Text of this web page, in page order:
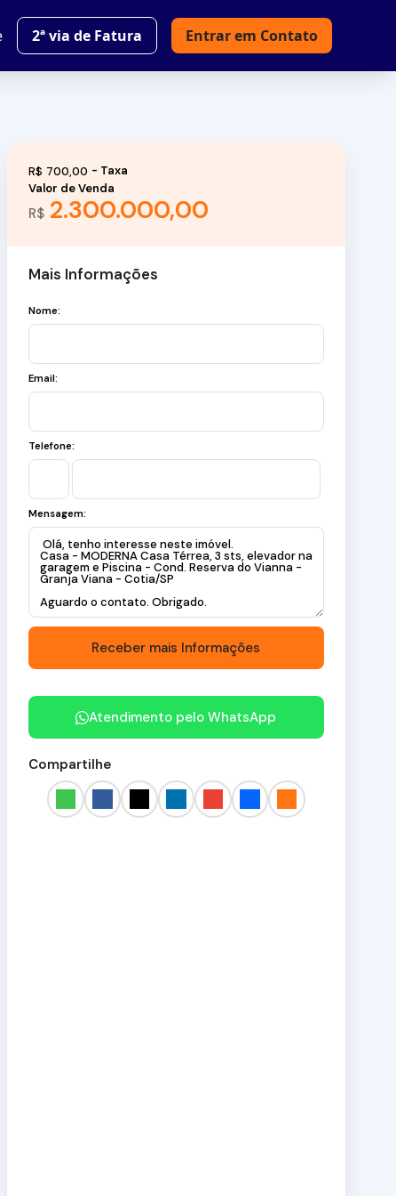
Entrar em Contato
2ª via de Fatura
R$2.300.000,00
Valor de Venda
R$ 700,00
Mais Informações
Nome:
Email:
Telefone:
Mensagem:
Atendimento peloWhatsApp
Compartilhe